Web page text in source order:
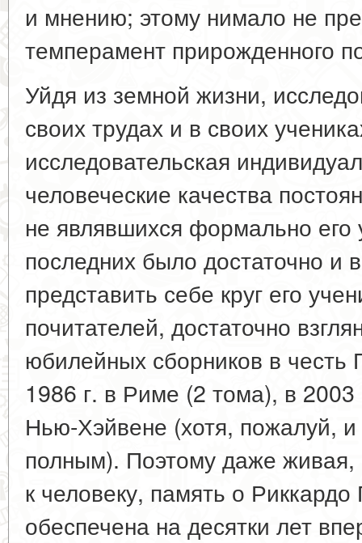
и мнению; этому нимало не
темперамент прирожденного
Уйдя из земной жизни,
своих трудах и в своих
исследовательская
человеческие качества
не являвшихся формально его
последних было достаточно
представить себе круг его
почитателей, достаточно
юбилейных сборников в честь
1986 г. в Риме (2 тома), в
Нью-Хэйвене (хотя, пожалуй, и
полным). Поэтому даже живая,
к человеку, память о
обеспечена на десятки лет